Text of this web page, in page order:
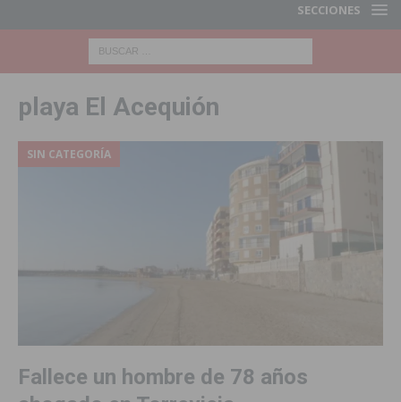
SECCIONES
playa El Acequión
SIN CATEGORÍA
Fallece un hombre de 78 años